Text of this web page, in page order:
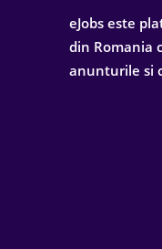
eJobs este
din Romania
anunturile si